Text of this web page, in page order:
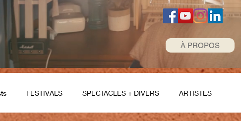
À PROPOS
FESTIVALS SPECTACLES + DIVERS ARTISTES